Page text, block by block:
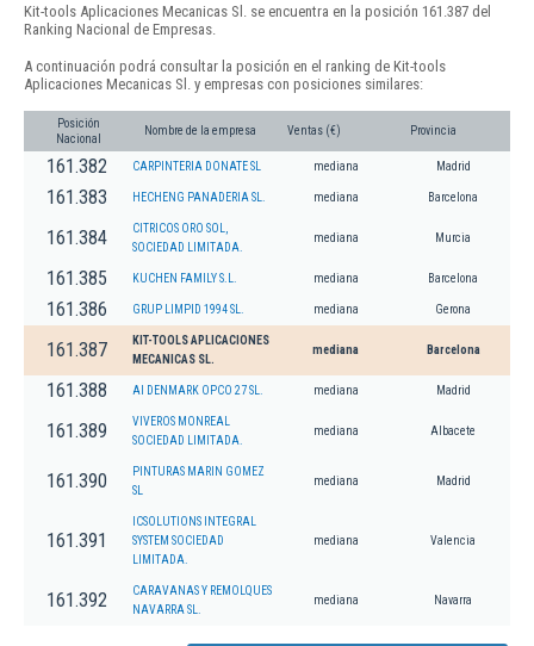
Kit-tools Aplicaciones Mecanicas Sl. se encuentra en la posición 161.387 del
Ranking Nacional de Empresas.
A continuación podrá consultar la posición en el ranking de Kit-tools
Aplicaciones Mecanicas Sl. y empresas con posiciones similares:
Posición
Nacional
Nombre de la empresa Ventas (€) Provincia
161.382 CARPINTERIA DONATE SL mediana Madrid
161.383 HECHENG PANADERIA SL. mediana Barcelona
161.384
CITRICOS ORO SOL,
SOCIEDAD LIMITADA.
mediana Murcia
161.385 KUCHEN FAMILY S.L. mediana Barcelona
161.386 GRUP LIMPID 1994 SL. mediana Gerona
161.387
KIT-TOOLS APLICACIONES
MECANICAS SL.
mediana Barcelona
161.388 AI DENMARK OPCO 27 SL. mediana Madrid
161.389
VIVEROS MONREAL
SOCIEDAD LIMITADA.
mediana Albacete
161.390
PINTURAS MARIN GOMEZ
SL
mediana Madrid
161.391
ICSOLUTIONS INTEGRAL
SYSTEM SOCIEDAD
LIMITADA.
mediana Valencia
161.392
CARAVANAS Y REMOLQUES
NAVARRA SL.
mediana Navarra